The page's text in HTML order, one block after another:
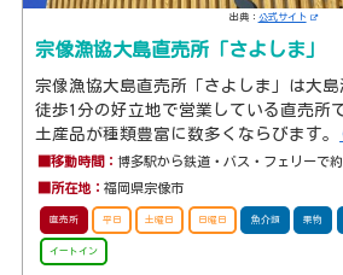
出典： 公式サイト
宗像漁協大島直売所「さよしま」
宗像漁協大島直売所「さよしま」は大
徒歩1分の好立地で営業している直売所
土産品が種類豊富に数多くならびます。
■移動時間：博多駅から鉄道・バス・フェリーで
■所在地：福岡県宗像市
直売所 平日 土曜日 日曜日 魚介類 果物
イートイン